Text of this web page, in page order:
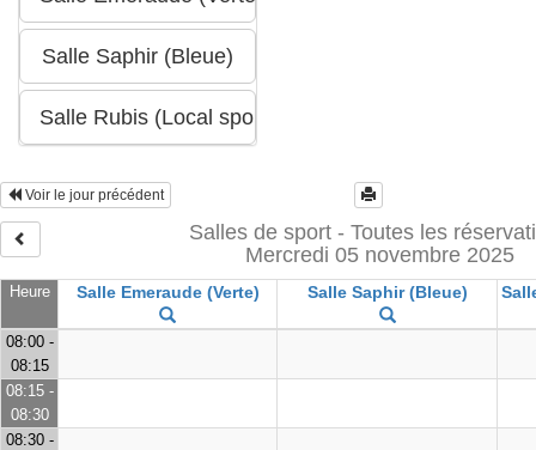
Voir le jour précédent
Salles de sport - Toutes les
Mercredi 05 novembre 2025
Heure Salle Emeraude (Verte) Salle Saphir (Bleue)
08:00 -
08:15
08:15 -
08:30
08:30 -